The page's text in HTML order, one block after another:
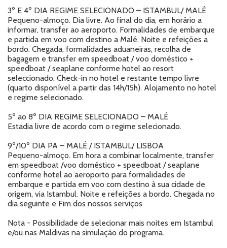
3º E 4º DIA REGIME SELECIONADO – ISTAMBUL/ MALÉ
Pequeno-almoço. Dia livre. Ao final do dia, em horário a
informar, transfer ao aeroporto. Formalidades de embarque
e partida em voo com destino a Malé. Noite e refeições a
bordo. Chegada, formalidades aduaneiras, recolha de
bagagem e transfer em speedboat / voo doméstico +
speedboat / seaplane conforme hotel ao resort
seleccionado. Check-in no hotel e restante tempo livre
(quarto disponível a partir das 14h/15h). Alojamento no hotel
e regime selecionado.
5º ao 8º DIA REGIME SELECIONADO – MALÉ
Estadia livre de acordo com o regime selecionado.
9º/10º DIA PA – MALÉ / ISTAMBUL/ LISBOA
Pequeno-almoço. Em hora a combinar localmente, transfer
em speedboat /voo doméstico + speedboat / seaplane
conforme hotel ao aeroporto para formalidades de
embarque e partida em voo com destino à sua cidade de
origem, via Istambul. Noite e refeições a bordo. Chegada no
dia seguinte e Fim dos nossos serviços
Nota - Possibilidade de selecionar mais noites em Istambul
e/ou nas Maldivas na simulação do programa.